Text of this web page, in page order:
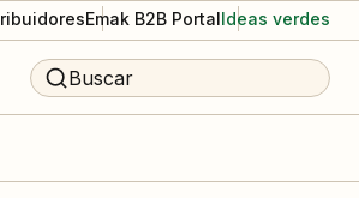
Emak B2B PortalIdeas verdes
Buscar